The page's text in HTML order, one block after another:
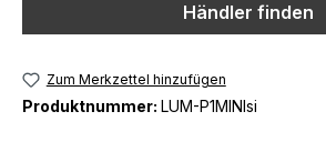
Händler finden
Zum Merkzettel hinzufügen
Produktnummer: LUM-P1MINIsi